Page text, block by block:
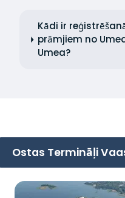
Kādi ir
prāmjiem no
Umea?
Ostas Termināļi